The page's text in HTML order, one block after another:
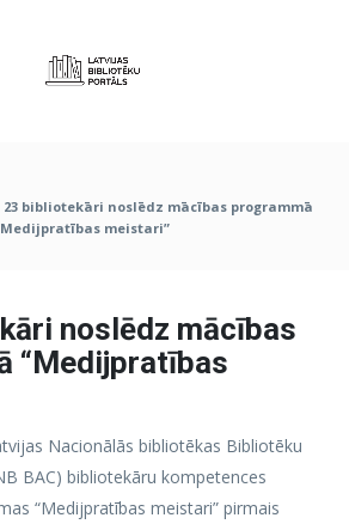
23 bibliotekāri noslēdz mācības programmā
meistari”
noslēdz mācības
“Medijpratības
Nacionālās bibliotēkas Bibliotēku
BAC) bibliotekāru kompetences
“Medijpratības meistari” pirmais